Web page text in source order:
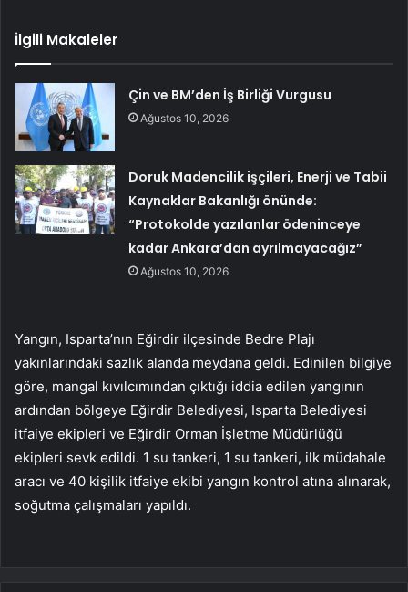
İlgili Makaleler
Çin ve BM’den İş Birliği Vurgusu
Ağustos 10, 2026
Doruk Madencilik işçileri, Enerji ve Tabii
Kaynaklar Bakanlığı önünde:
“Protokolde yazılanlar ödeninceye
kadar Ankara’dan ayrılmayacağız”
Ağustos 10, 2026
Yangın, Isparta’nın Eğirdir ilçesinde Bedre Plajı
yakınlarındaki sazlık alanda meydana geldi. Edinilen bilgiye
göre, mangal kıvılcımından çıktığı iddia edilen yangının
ardından bölgeye Eğirdir Belediyesi, Isparta Belediyesi
itfaiye ekipleri ve Eğirdir Orman İşletme Müdürlüğü
ekipleri sevk edildi. 1 su tankeri, 1 su tankeri, ilk müdahale
aracı ve 40 kişilik itfaiye ekibi yangın kontrol atına alınarak,
soğutma çalışmaları yapıldı.